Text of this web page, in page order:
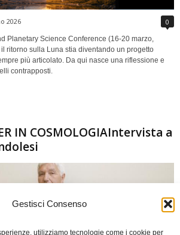
Gestisci Consenso
utilizziamo tecnologie come i cookie per
2026 0
Planetary Science Conference (16-20 marzo,
ritorno sulla Luna stia diventando un progetto
più articolato. Da qui nasce una riflessione e
contrapposti.
IN COSMOLOGIAIntervista a